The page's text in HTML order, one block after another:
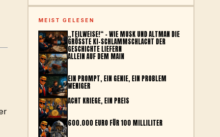
MEIST GELESEN
„TEILWEISE!“ – WIE MUSK UND ALTMAN DIE
GRÖSSTE KI-SCHLAMMSCHLACHT DER G
ESCHICHTE LIEFERN
ALLEIN AUF DEM MAIN
EIN PROMPT, EIN GENIE, EIN PROBLEM
WENIGER
ACHT KRIEGE, EIN PREIS
600.000 EURO FÜR 100 MILLILITER